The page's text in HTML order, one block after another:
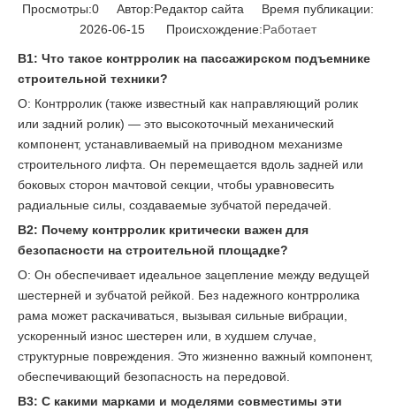
Просмотры:0 Автор:Pедактор сайта Время публикации:
2026-06-15 Происхождение:Работает
В1: Что такое контрролик на пассажирском подъемнике
строительной техники?
О: Контрролик (также известный как направляющий ролик
или задний ролик) — это высокоточный механический
компонент, устанавливаемый на приводном механизме
строительного лифта. Он перемещается вдоль задней или
боковых сторон мачтовой секции, чтобы уравновесить
радиальные силы, создаваемые зубчатой ​​передачей.
В2: Почему контрролик критически важен для
безопасности на строительной площадке?
О: Он обеспечивает идеальное зацепление между ведущей
шестерней и зубчатой ​​рейкой. Без надежного контрролика
рама может раскачиваться, вызывая сильные вибрации,
ускоренный износ шестерен или, в худшем случае,
структурные повреждения. Это жизненно важный компонент,
обеспечивающий безопасность на передовой.
В3: С какими марками и моделями совместимы эти